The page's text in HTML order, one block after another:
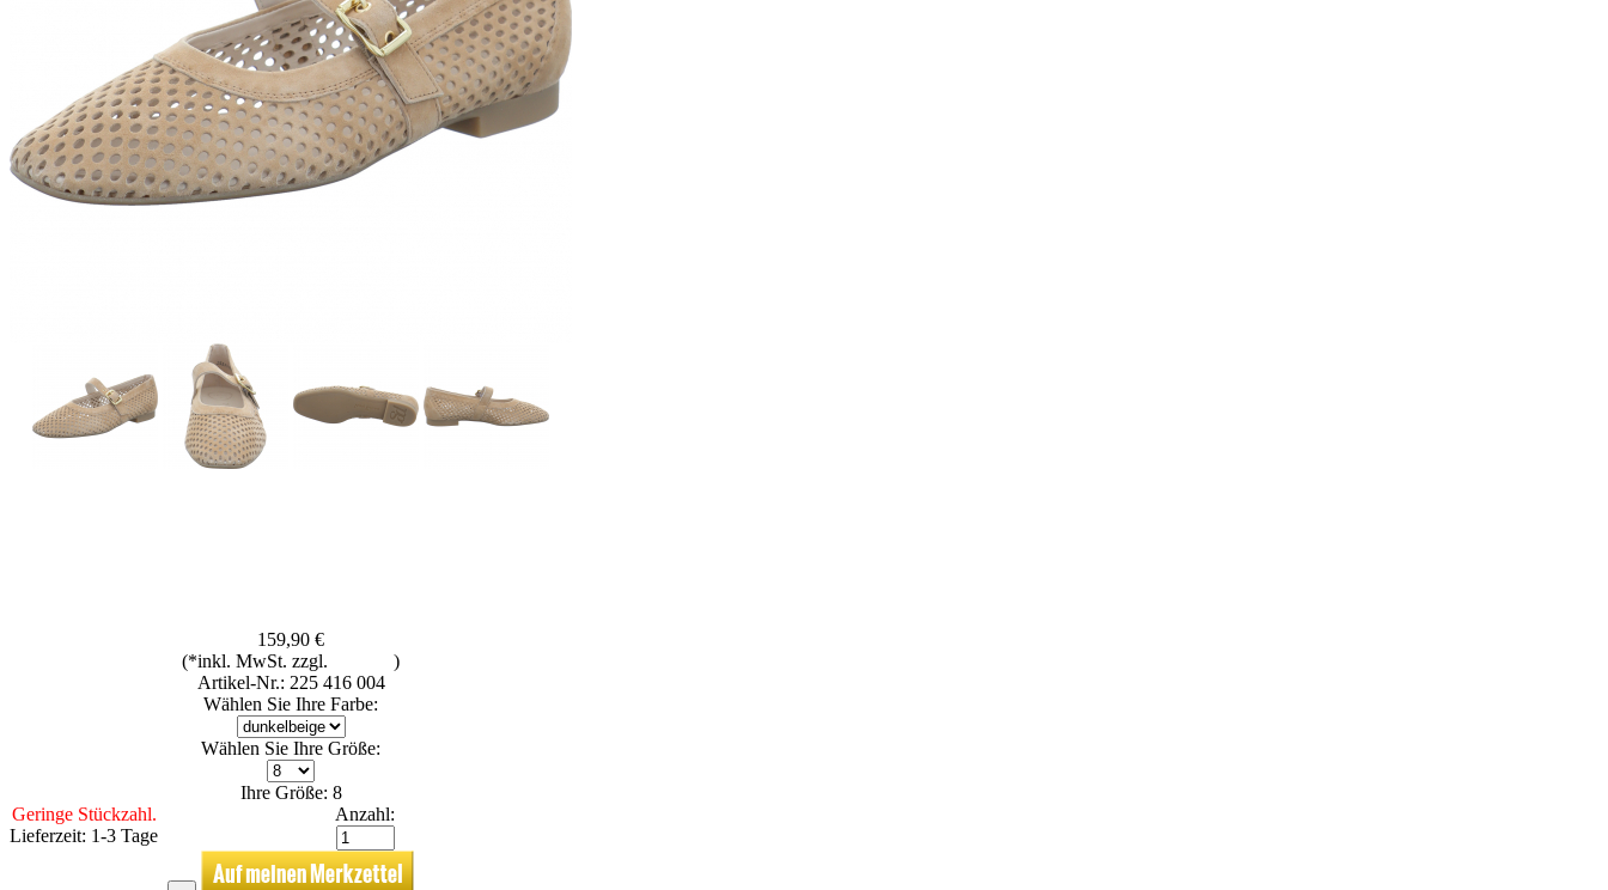
159,90 €
(*inkl. MwSt. zzgl.
)
Artikel-Nr.: 225 416 004
Wählen Sie Ihre Farbe:
Wählen Sie Ihre Größe:
Ihre Größe: 8
Geringe Stückzahl.
Lieferzeit: 1-3 Tage
Anzahl: